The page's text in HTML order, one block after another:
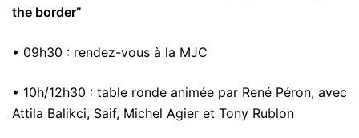
the border”
• 09h30 : rendez-vous à la MJC
• 10h/12h30 : table ronde animée par René Péron, avec
Attila Balikci, Saif, Michel Agier et Tony Rublon